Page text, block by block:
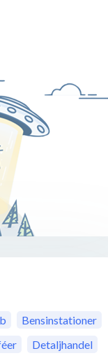
Bensinstationer
Detaljhandel